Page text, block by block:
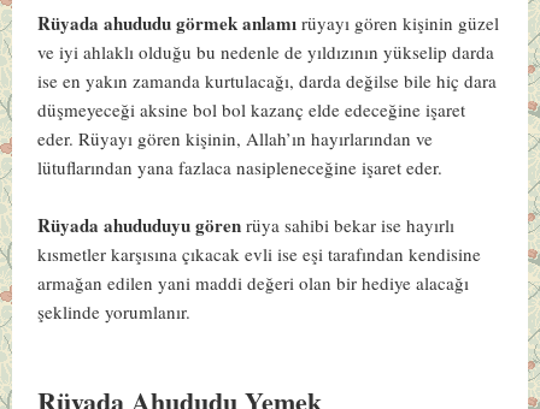
Rüyada ahududu görmek anlamırüyayı gören kişinin güzel
ve iyi ahlaklı olduğu bu nedenle de yıldızının yükselip darda
ise en yakın zamanda kurtulacağı, darda değilse bile hiç dara
düşmeyeceği aksine bol bol kazanç elde edeceğine işaret
eder. Rüyayı gören kişinin, Allah’ın hayırlarından ve
lütuflarından yana fazlaca nasipleneceğine işaret eder.
Rüyada ahududuyu görenrüya sahibi bekar ise hayırlı
kısmetler karşısına çıkacak evli ise eşi tarafından kendisine
armağan edilen yani maddi değeri olan bir hediye alacağı
şeklinde yorumlanır.
Rüyada Ahududu Yemek